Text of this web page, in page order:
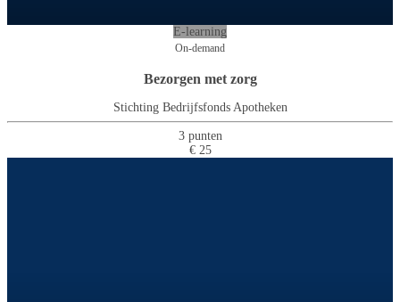
E-learning
On-demand
Bezorgen met zorg
Stichting Bedrijfsfonds Apotheken
3 punten
€ 25